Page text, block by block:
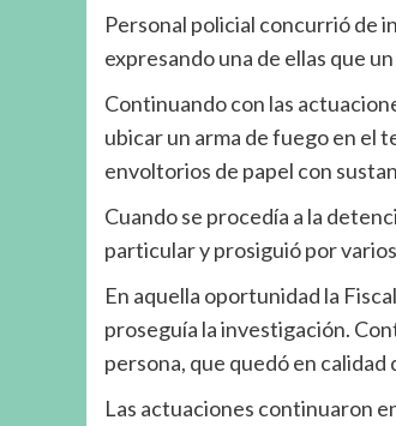
Personal policial concurrió de
expresando una de ellas que
Continuando con las
ubicar un arma de fuego en el
envoltorios de papel con
Cuando se procedía a la
particular y prosiguió por
En aquella oportunidad la
proseguía la investigación.
persona, que quedó en calidad
Las actuaciones continuaron